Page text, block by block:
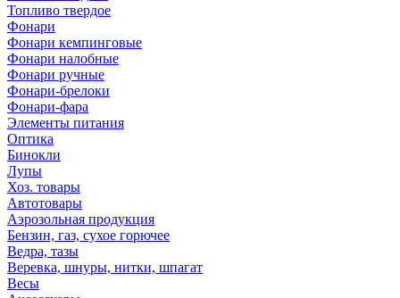
Топливо твердое
Фонари
Фонари кемпинговые
Фонари налобные
Фонари ручные
Фонари-брелоки
Фонари-фара
Элементы питания
Оптика
Бинокли
Лупы
Хоз. товары
Автотовары
Аэрозольная продукция
Бензин, газ, сухое горючее
Ведра, тазы
Веревка, шнуры, нитки, шпагат
Весы